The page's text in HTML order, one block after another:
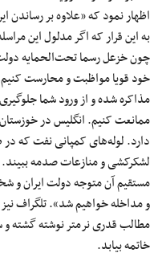
اظهار نمود که «علاوه بر رساندن
به این قرار که اگر مدلول این
چون خزعل رسما تحت‌الحمایه
خود قویا مواظبت و محارست
مذاکره شده و از ورود شما
ممانعت کنیم. انگلیس در
دارد. لوله‌های کمپانی نفت که
لشکرکشی و منازعات صدمه
مستقیم آن متوجه دولت ایران و
و مداخله خواهیم شد». تلگراف
مطالب قدری نرمتر نوشته گشته
خاتمه بیابد.